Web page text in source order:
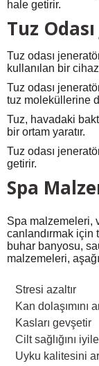
hale getirir.
Tuz
Tuz odası
kullanılan bir
Tuz odası
tuz moleküllerine
Tuz, havadaki
bir ortam yaratır.
Tuz odası
getirir.
Spa
Spa malzemeleri,
canlandırmak için
buhar banyosu,
malzemeleri,
Stresi azaltır
Kan dolaşımını
Kasları gevşetir
Cilt sağlığını
Uyku kalitesini